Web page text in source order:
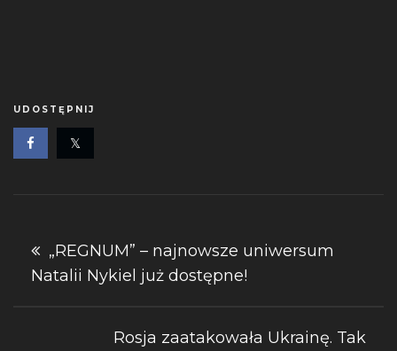
UDOSTĘPNIJ
Nawigacja
wpisu
„REGNUM” – najnowsze uniwersum
Natalii Nykiel już dostępne!
Rosja zaatakowała Ukrainę. Tak